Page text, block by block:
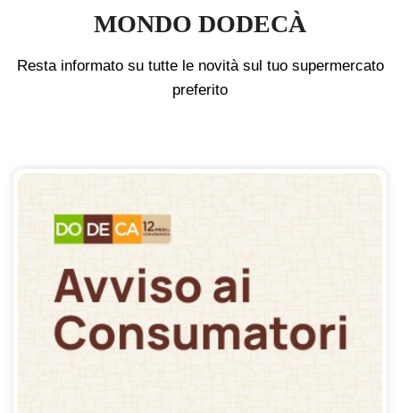
MONDO DODECÀ
Resta informato su tutte le novità sul tuo supermercato
preferito